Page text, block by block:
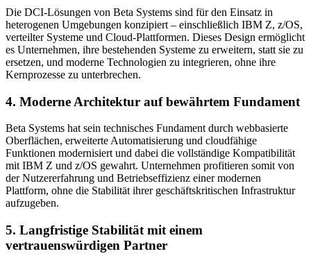
Die DCI-Lösungen von Beta Systems sind für den Einsatz in
heterogenen Umgebungen konzipiert – einschließlich IBM Z, z/OS,
verteilter Systeme und Cloud-Plattformen. Dieses Design ermöglicht
es Unternehmen, ihre bestehenden Systeme zu erweitern, statt sie zu
ersetzen, und moderne Technologien zu integrieren, ohne ihre
Kernprozesse zu unterbrechen.
4. Moderne Architektur auf bewährtem Fundament
Beta Systems hat sein technisches Fundament durch webbasierte
Oberflächen, erweiterte Automatisierung und cloudfähige
Funktionen modernisiert und dabei die vollständige Kompatibilität
mit IBM Z und z/OS gewahrt. Unternehmen profitieren somit von
der Nutzererfahrung und Betriebseffizienz einer modernen
Plattform, ohne die Stabilität ihrer geschäftskritischen Infrastruktur
aufzugeben.
5. Langfristige Stabilität mit einem
vertrauenswürdigen Partner